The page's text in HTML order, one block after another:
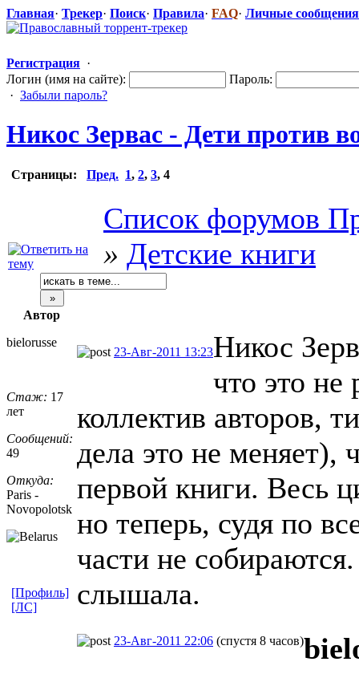
Главная· Трекер· Поиск· Правила· FAQ· Личные сообщения
Регистрация ·
Логин (имя на сайте):
Пароль:
· Забыли пароль?
Никос Зервас - Дети против
Страницы: Пред. 1, 2, 3, 4
Список форумов
» Детские книги
Автор
bielorusse
Стаж: 17
лет
Сообщений:
49
Откуда:
Paris -
Novopolotsk
23-Авг-2011 13:23Никос
что это не
коллектив авторов,
дела это не меняет),
первой книги. Весь
но теперь, судя по
части не
слышала.
[Профиль]
[ЛС]
23-Авг-2011 22:06 (спустя 8 часов)